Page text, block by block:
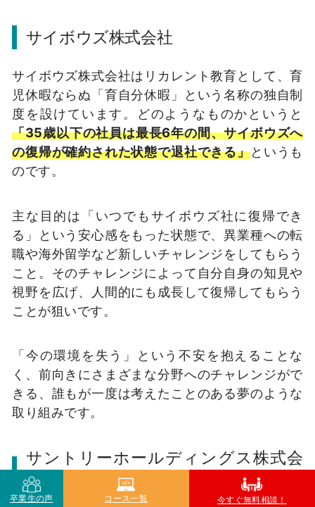
サイボウズ株式会社
サイボウズ株式会社はリカレント教育として、育
児休暇ならぬ「育自分休暇」という名称の独自制
度を設けています。どのようなものかというと
「35歳以下の社員は最長6年の間、サイボウズへ
の復帰が確約された状態で退社できる」というも
のです。
主な目的は「いつでもサイボウズ社に復帰でき
る」という安心感をもった状態で、異業種への転
職や海外留学など新しいチャレンジをしてもらう
こと。そのチャレンジによって自分自身の知見や
視野を広げ、人間的にも成長して復帰してもらう
ことが狙いです。
「今の環境を失う」という不安を抱えることな
く、前向きにさまざまな分野へのチャレンジがで
きる、誰もが一度は考えたことのある夢のような
取り組みです。
サントリーホールディングス株式会
社
卒業生の声 コース一覧 今すぐ無料相談！